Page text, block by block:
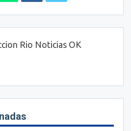
Rio Noticias OK